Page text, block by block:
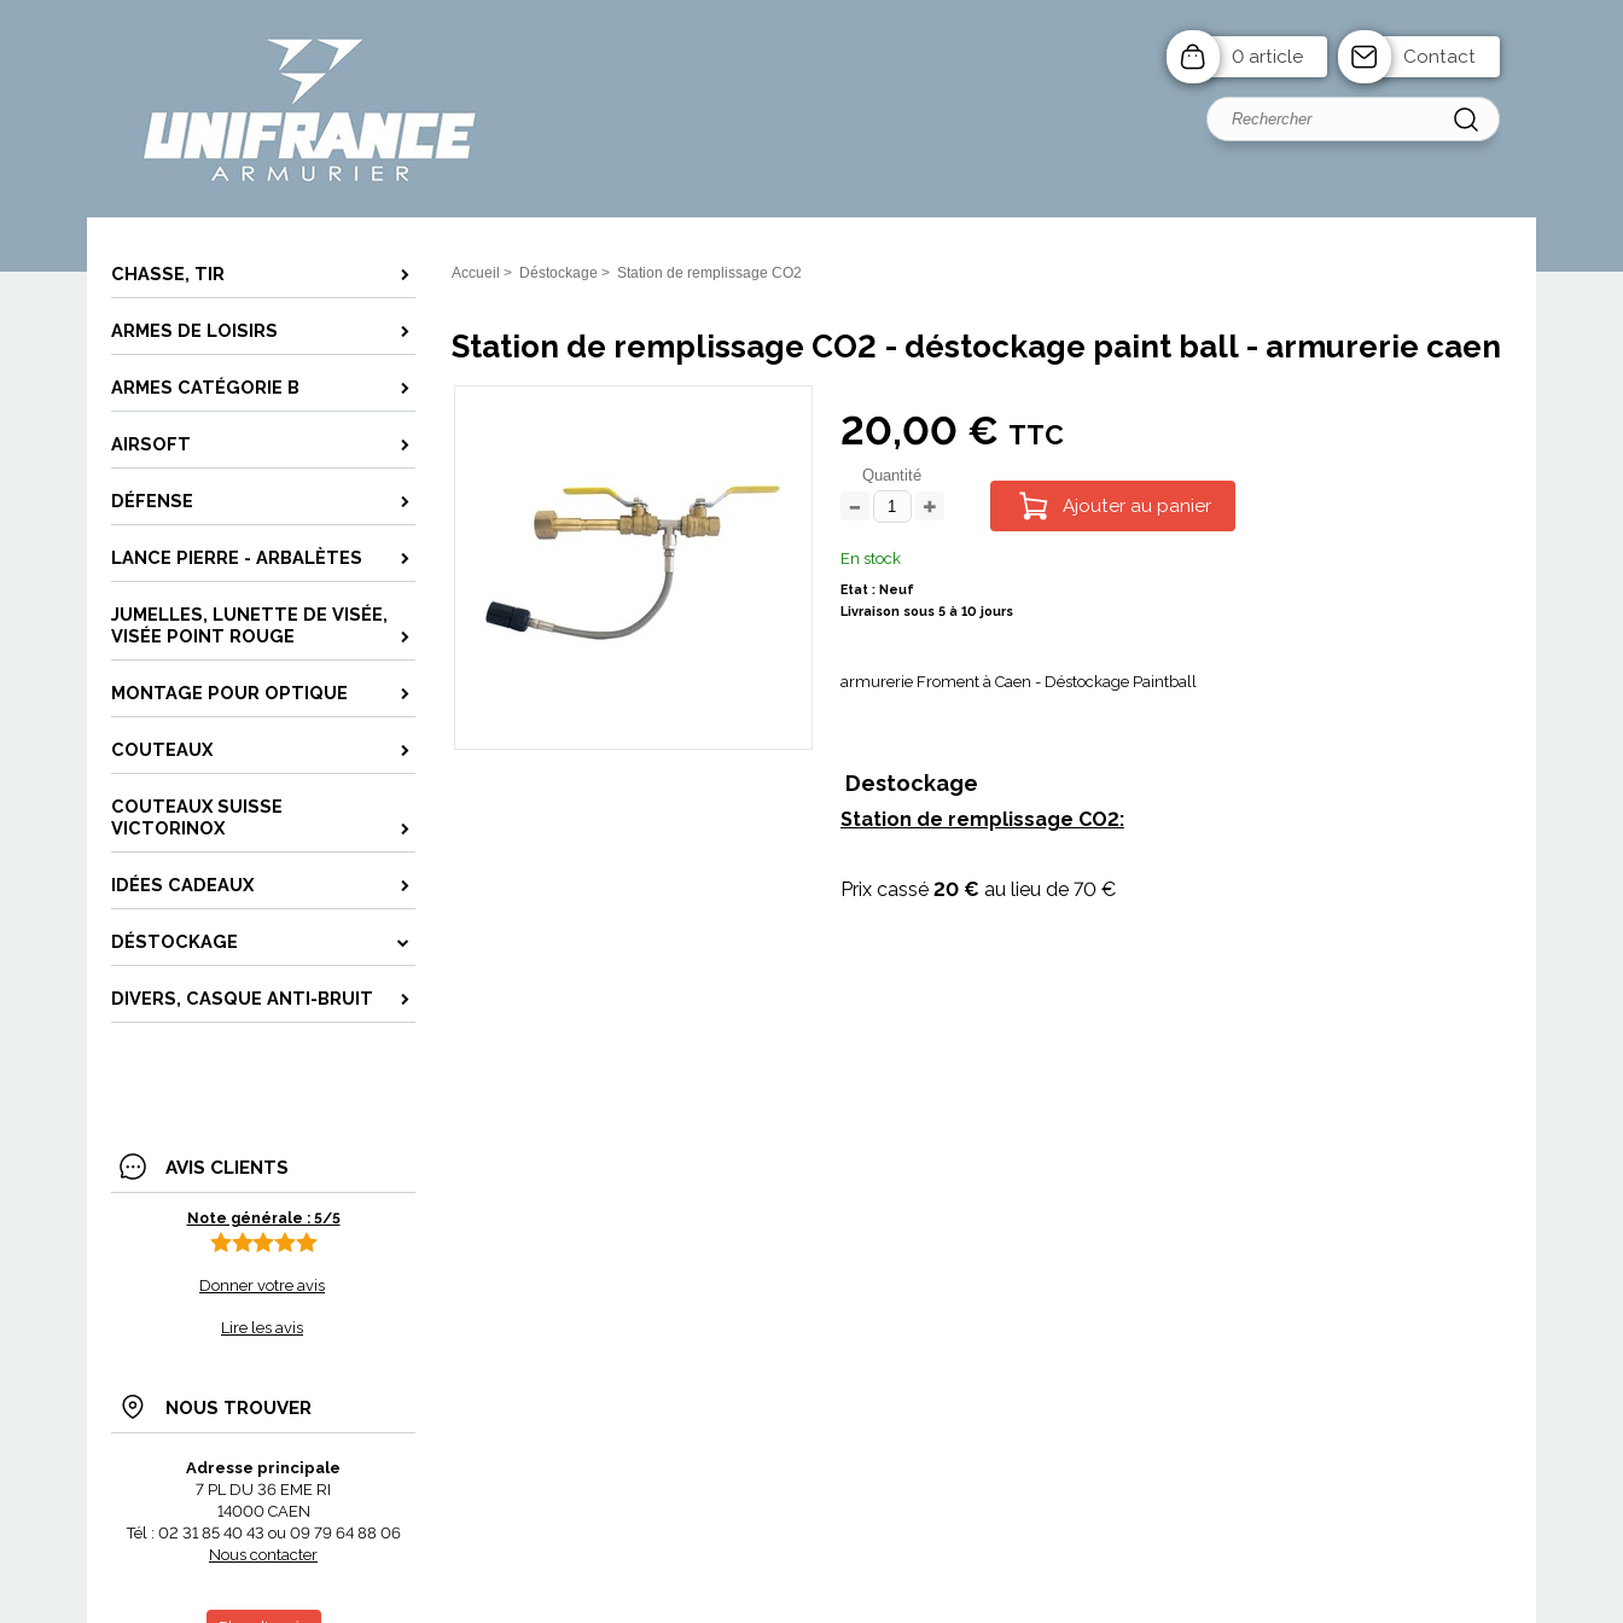
0 article Contact
CHASSE, TIR
ARMES DE LOISIRS
ARMES CATÉGORIE B
AIRSOFT
DÉFENSE
LANCE PIERRE - ARBALÈTES
JUMELLES, LUNETTE DE VISÉE,
VISÉE POINT ROUGE
MONTAGE POUR OPTIQUE
COUTEAUX
COUTEAUX SUISSE
VICTORINOX
IDÉES CADEAUX
DÉSTOCKAGE
DIVERS, CASQUE ANTI-BRUIT
AVIS CLIENTS
Note générale : 5/5
Donner votre avis
Lire les avis
NOUS TROUVER
Adresse principale
7 PL DU 36 EME RI
14000 CAEN
Tél : 02 31 85 40 43 ou 09 79 64 88 06
Nous contacter
Accueil > Déstockage > Station de remplissage CO2
Station de remplissage CO2 - déstockage paint ball - armurerie caen
20,00 € TTC
Quantité
Ajouter au panier
En stock
Etat : Neuf
Livraison sous 5 à 10 jours
armurerie Froment à Caen - Déstockage Paintball
Destockage
Station de remplissage CO2:
Prix cassé 20 € au lieu de 70 €